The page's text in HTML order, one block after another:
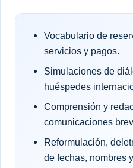
Vocabulario de
servicios y pagos.
Simulaciones de
huéspedes
Comprensión y
comunicaciones
Reformulación,
de fechas, nombres